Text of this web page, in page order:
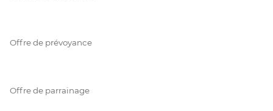
Offre de prévoyance
Offre de parrainage